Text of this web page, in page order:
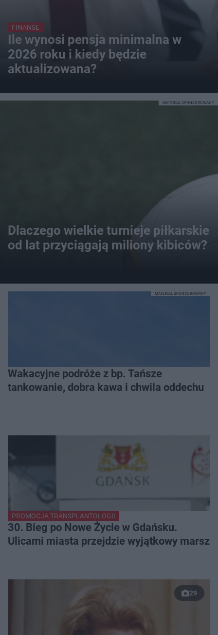
FINANSE
Ile wynosi pensja minimalna w
2026 roku i kiedy będzie
aktualizowana?
Dlaczego wielkie turnieje piłkarskie
od lat przyciągają miliony kibiców?
MATERIAŁ SPONSOROWANY
Wakacyjne podróże z bp. Tańsze
tankowanie, dobra kawa i chwila oddechu
MATERIAŁ SPONSOROWANY
PROMOCJA TRANSPLANTOLOGII
30. Bieg po Nowe Życie w Gdańsku.
Ulicami miasta przejdzie wyjątkowy marsz
29